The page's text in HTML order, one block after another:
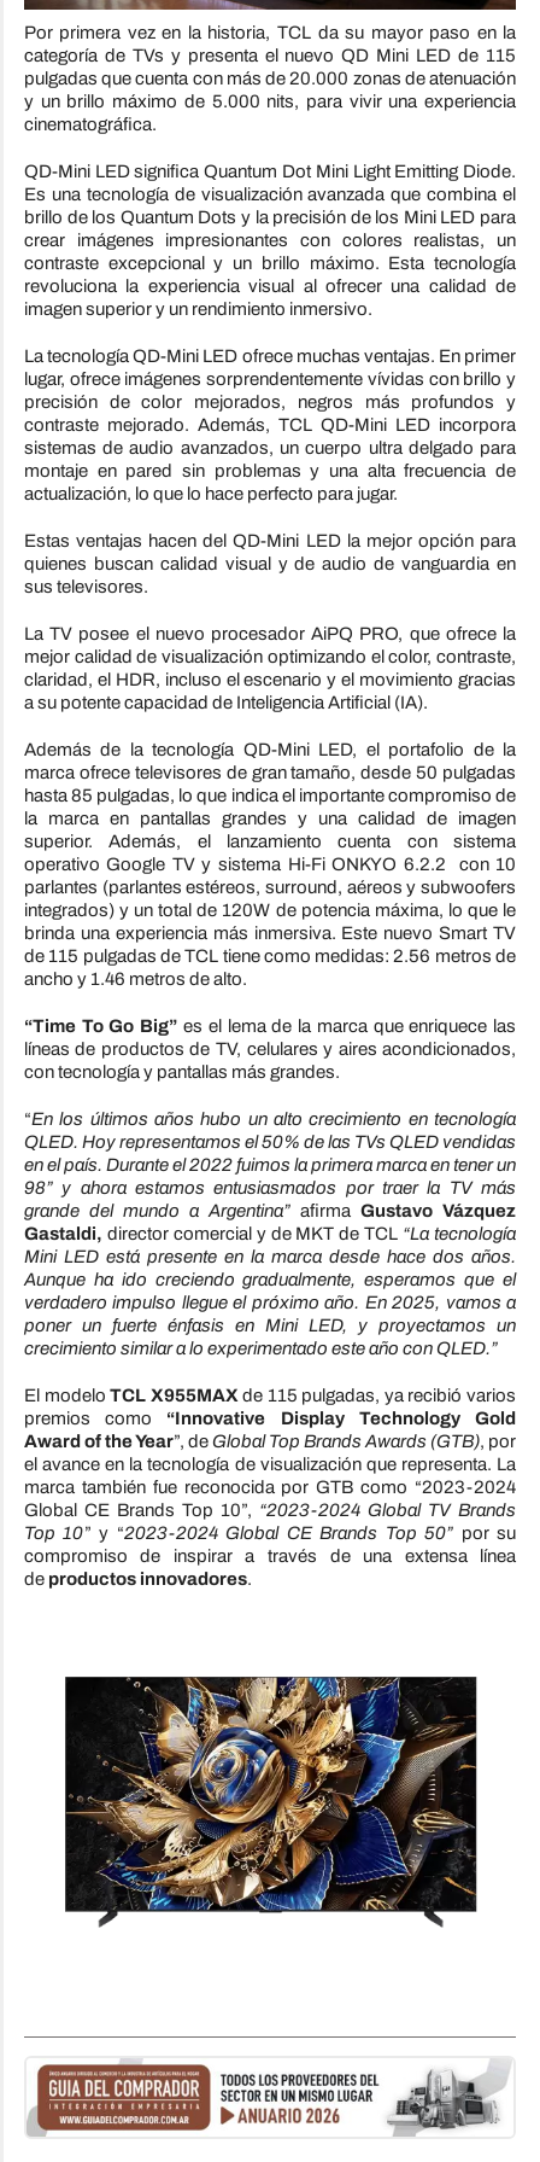
Por primera vez en la historia, TCL da su mayor paso en la
categoría de TVs y presenta el nuevo QD Mini LED de 115
pulgadas que cuenta con más de 20.000 zonas de atenuación
y un brillo máximo de 5.000 nits, para vivir una experiencia
cinematográfica.
QD-Mini LED significa Quantum Dot Mini Light Emitting Diode.
Es una tecnología de visualización avanzada que combina el
brillo de los Quantum Dots y la precisión de los Mini LED para
crear imágenes impresionantes con colores realistas, un
contraste excepcional y un brillo máximo. Esta tecnología
revoluciona la experiencia visual al ofrecer una calidad de
imagen superior y un rendimiento inmersivo.
La tecnología QD-Mini LED ofrece muchas ventajas. En primer
lugar, ofrece imágenes sorprendentemente vívidas con brillo y
precisión de color mejorados, negros más profundos y
contraste mejorado. Además, TCL QD-Mini LED incorpora
sistemas de audio avanzados, un cuerpo ultra delgado para
montaje en pared sin problemas y una alta frecuencia de
actualización, lo que lo hace perfecto para jugar.
Estas ventajas hacen del QD-Mini LED la mejor opción para
quienes buscan calidad visual y de audio de vanguardia en
sus televisores.
La TV posee el nuevo procesador AiPQ PRO, que ofrece la
mejor calidad de visualización optimizando el color, contraste,
claridad, el HDR, incluso el escenario y el movimiento gracias
a su potente capacidad de Inteligencia Artificial (IA).
Además de la tecnología QD-Mini LED, el portafolio de la
marca ofrece televisores de gran tamaño, desde 50 pulgadas
hasta 85 pulgadas, lo que indica el importante compromiso de
la marca en pantallas grandes y una calidad de imagen
superior. Además, el lanzamiento cuenta con sistema
operativo Google TV y sistema Hi-Fi ONKYO 6.2.2 con 10
parlantes (parlantes estéreos, surround, aéreos y subwoofers
integrados) y un total de 120W de potencia máxima, lo que le
brinda una experiencia más inmersiva. Este nuevo Smart TV
de 115 pulgadas de TCL tiene como medidas: 2.56 metros de
ancho y 1.46 metros de alto.
“Time To Go Big” es el lema de la marca que enriquece las
líneas de productos de TV, celulares y aires acondicionados,
con tecnología y pantallas más grandes.
“En los últimos años hubo un alto crecimiento en tecnología
QLED. Hoy representamos el 50% de las TVs QLED vendidas
en el país. Durante el 2022 fuimos la primera marca en tener un
98” y ahora estamos entusiasmados por traer la TV más
grande del mundo a Argentina” afirmaGustavo Vázquez
Gastaldi, director comercial y de MKT de TCL “La tecnología
Mini LED está presente en la marca desde hace dos años.
Aunque ha ido creciendo gradualmente, esperamos que el
verdadero impulso llegue el próximo año. En 2025, vamos a
poner un fuerte énfasis en Mini LED, y proyectamos un
crecimiento similar a lo experimentado este año con QLED.”
El modelo TCL X955MAXde 115 pulgadas, ya recibió varios
premios como “Innovative Display Technology Gold
Award of the Year”, deGlobal Top Brands Awards (GTB), por
el avance en la tecnología de visualización que representa. La
marca también fue reconocida por GTB como “2023-2024
Global CE Brands Top 10”, “2023-2024 Global TV Brands
Top 10” y “2023-2024 Global CE Brands Top 50” por su
compromiso de inspirar a través de una extensa línea
de productos innovadores.